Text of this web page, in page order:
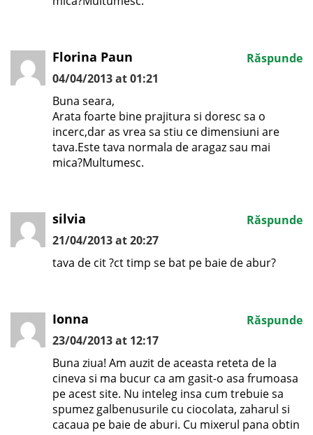
Florina Paun
04/04/2013 at 01:21
Buna seara,
Arata foarte bine prajitura si doresc sa o
incerc,dar as vrea sa stiu ce dimensiuni are
tava.Este tava normala de aragaz sau mai
mica?Multumesc.
Răspunde
silvia
21/04/2013 at 20:27
tava de cit ?ct timp se bat pe baie de abur?
Răspunde
Ionna
23/04/2013 at 12:17
Buna ziua! Am auzit de aceasta reteta de la
cineva si ma bucur ca am gasit-o asa frumoasa
pe acest site. Nu inteleg insa cum trebuie sa
spumez galbenusurile cu ciocolata, zaharul si
cacaua pe baie de aburi. Cu mixerul pana obtin
Răspunde